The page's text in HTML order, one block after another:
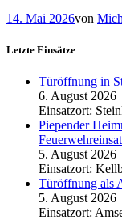
14. Mai 2026von
Letzte Einsätze
Türöffnung in
6. August 2026
Einsatzort:
Piepender
5. August 2026
Einsatzort:
Türöffnung als
5. August 2026
Einsatzort: